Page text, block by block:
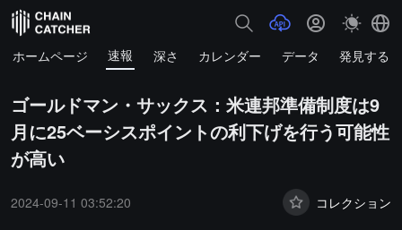
ホームページ 速報 深さ カレンダー データ 発見する
ゴールドマン・サックス：米連邦準備制度は9
月に25ベーシスポイントの利下げを行う可能性
が高い
2024-09-11 03:52:20 コレクション